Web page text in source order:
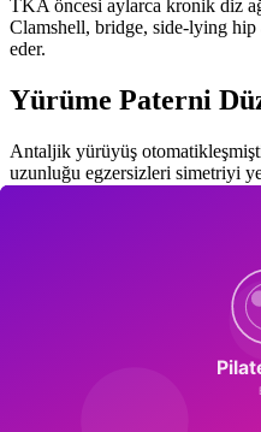
TKA öncesi aylarca kronik diz
Clamshell, bridge, side-lying
eder.
Yürüme Paterni
Antaljik yürüyüş
uzunluğu egzersizleri simetriyi
TKA sonrası 6 ay düşme riski
egzersizleri bu riski belirgin
Bilateral TKA
İki dizi birden opere olan